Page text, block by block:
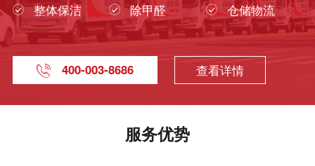
整体保洁
除甲醛 仓储物流
400-003-8686 查看详情
服务优势